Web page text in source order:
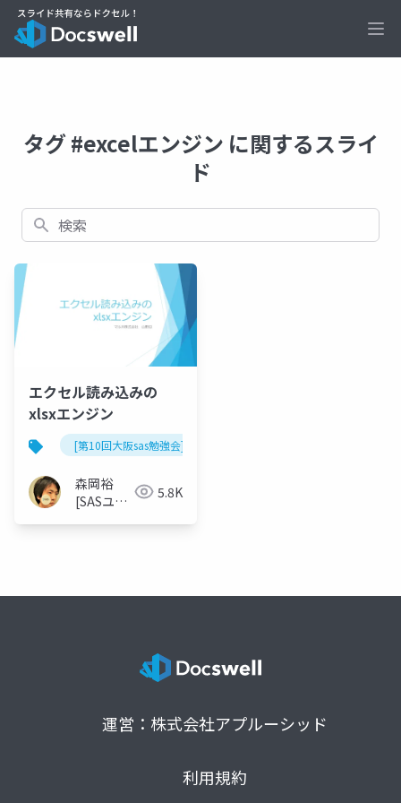
タグ #excelエンジン に関するスライ
ド
検索
エクセル読み込みの
xlsxエンジン
[第10回大阪sas勉強会]
森岡裕
[SASユー
5.8K
運営：株式会社アプルーシッド
利用規約